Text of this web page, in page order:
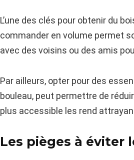
L’une des clés pour obtenir du
commander en volume permet
avec des voisins ou des amis
Par ailleurs, opter pour des
bouleau, peut permettre de
plus accessible les rend
Les pièges à éviter